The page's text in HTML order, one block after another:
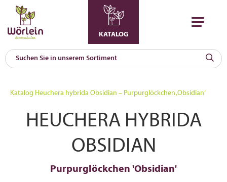
KATALOG
Katalog Heuchera hybrida Obsidian – Purpurglöckchen ‚Obsidian‘
HEUCHERA HYBRIDA
OBSIDIAN
Purpurglöckchen 'Obsidian'